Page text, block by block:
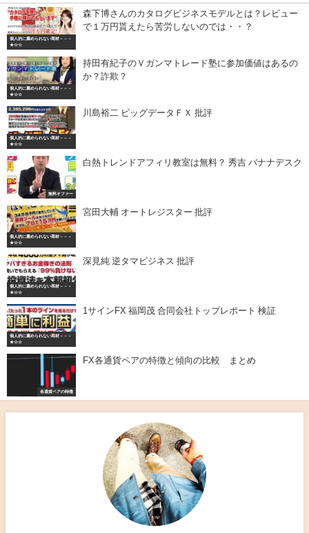
個人的に薦められない商材－－－
★☆☆
森下博さんのカタログビジネスモデルとは？レビュー
で１万円貰えたら苦労しないのでは・・？
個人的に薦められない商材－－－
★☆☆
持田有紀子のＶガンマトレード塾に参加価値はあるの
か？詐欺？
個人的に薦められない商材－－－
★☆☆
川島裕二 ビッグデータＦＸ 批評
無料オファー
白熱トレンドアフィリ教室は無料？ 秀吉 バナナデスク
個人的に薦められない商材－－－
★☆☆
宮田大輔 オートレジスター 批評
個人的に薦められない商材－－－
★☆☆
深見純 逆タマビジネス 批評
個人的に薦められない商材－－－
★☆☆
1サインFX 福岡茂 合同会社トップレポート 検証
各通貨ペアの特徴
FX各通貨ペアの特徴と傾向の比較 まとめ